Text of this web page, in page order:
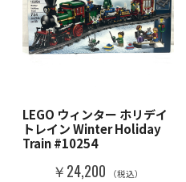
LEGO ウィンター ホリデイ
トレイン Winter Holiday
Train #10254
￥24,200 （税込）